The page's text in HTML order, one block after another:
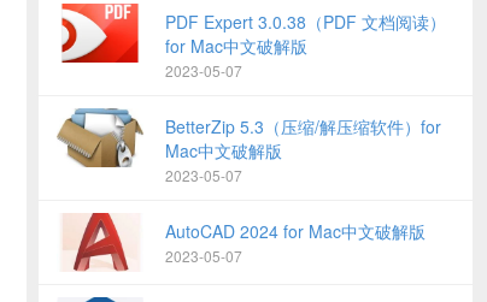
PDF Expert 3.0.38（PDF 文档阅读）
for Mac中文破解版
2023-05-07
BetterZip 5.3（压缩/解压缩软件）for
Mac中文破解版
2023-05-07
AutoCAD 2024 for Mac中文破解版
2023-05-07